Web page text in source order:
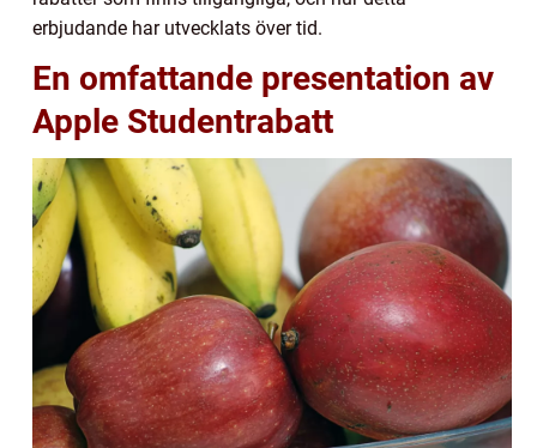
erbjudande har utvecklats över tid.
En omfattande presentation av
Apple Studentrabatt